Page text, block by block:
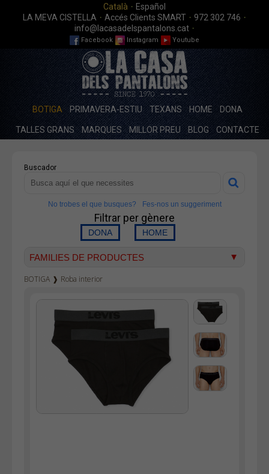
Català · Español
LA MEVA CISTELLA · Accés Clients SMART · 972 302 746 ·
info@lacasadelspantalons.cat ·
Facebook Instagram Youtube
BOTIGA PRIMAVERA-ESTIU TEXANS HOME DONA
TALLES GRANS MARQUES MILLOR PREU BLOG CONTACTE
Buscador
No trobes el que busques? Fes-nos un suggeriment
Filtrar per gènere
FAMILIES DE PRODUCTES
Texà home
Dockers
Pana home
Samarretes
Bermudes
BOTIGA ❱ Roba interior